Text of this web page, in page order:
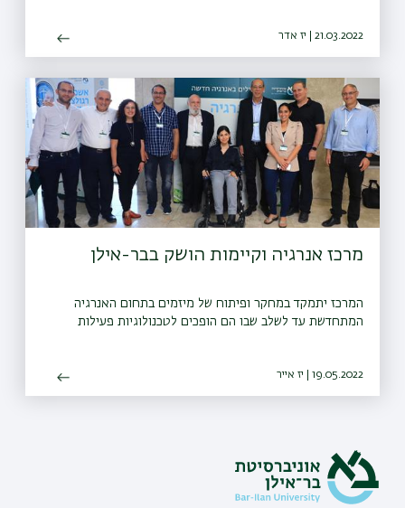
21.03.2022 | יז אדר
מרכז אנרגיה וקיימות הושק בבר-אילן
המרכז יתמקד במחקר ופיתוח של מיזמים בתחום האנרגיה
המתחדשת עד לשלב שבו הם הופכים לטכנולוגיות פעילות
19.05.2022 | יז אייר